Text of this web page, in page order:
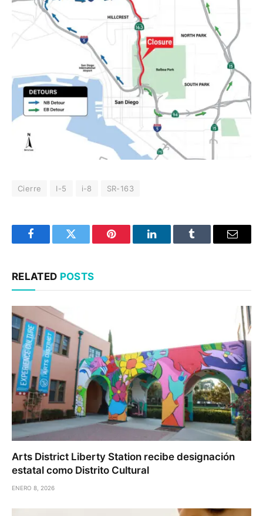
Cierre I-5 i-8 SR-163
FacebookTwitter Pinterest LinkedInTumblr Email
RELATED POSTS
Arts District Liberty Station recibe designación
estatal como Distrito Cultural
ENERO 8, 2026